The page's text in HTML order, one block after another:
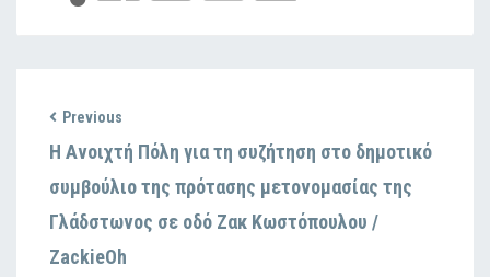
Previous
H Ανοιχτή Πόλη για τη συζήτηση στο δημοτικό
συμβούλιο της πρότασης μετονομασίας της
Γλάδστωνος σε οδό Ζακ Κωστόπουλου /
ZackieOh